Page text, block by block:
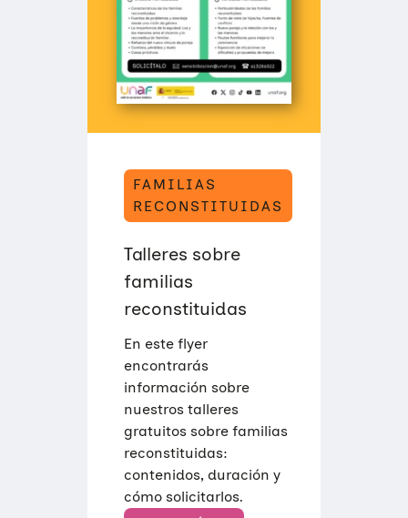
FAMILIAS
RECONSTITUIDAS
Talleres sobre
familias
reconstituidas
En este flyer
encontrarás
información sobre
nuestros talleres
gratuitos sobre familias
reconstituidas:
contenidos, duración y
cómo solicitarlos.